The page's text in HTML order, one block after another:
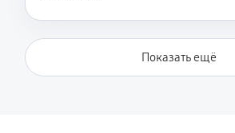
Показать ещё